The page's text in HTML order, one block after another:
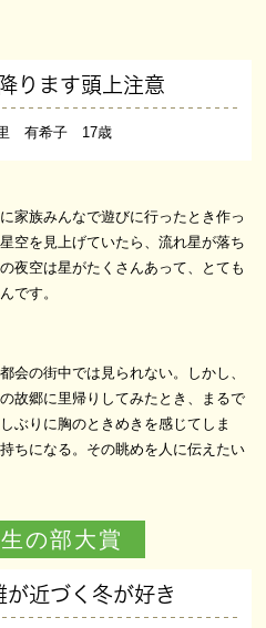
ります頭上注意
有希子 17歳
家族みんなで遊びに行ったとき作っ
空を見上げていたら、流れ星が落ち
夜空は星がたくさんあって、とても
です。
会の街中では見られない。しかし、
故郷に里帰りしてみたとき、まるで
ぶりに胸のときめきを感じてしま
ちになる。その眺めを人に伝えたい
の部大賞
が近づく冬が好き